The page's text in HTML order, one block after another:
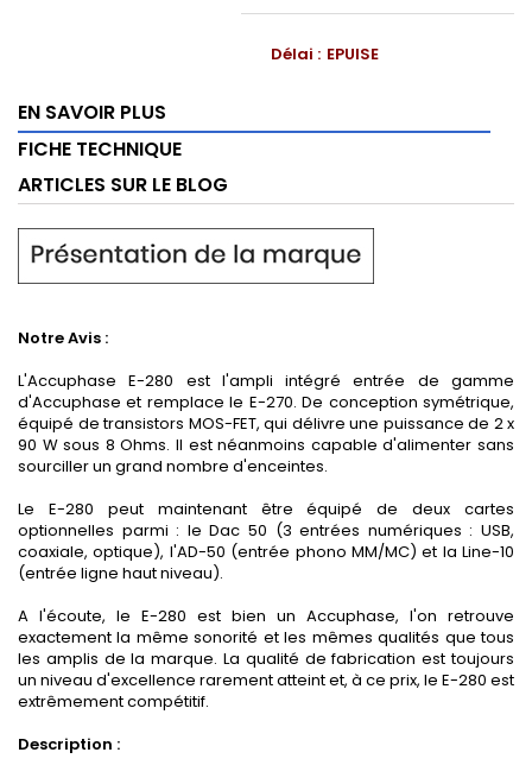
Délai : EPUISE
EN SAVOIR PLUS
FICHE TECHNIQUE
ARTICLES SUR LE BLOG
Notre Avis :
L'Accuphase E-280 est l'ampli intégré entrée de gamme
d'Accuphase et remplace le E-270. De conception symétrique,
équipé de transistors MOS-FET, qui délivre une puissance de 2 x
90 W sous 8 Ohms. Il est néanmoins capable d'alimenter sans
sourciller un grand nombre d'enceintes.
Le E-280 peut maintenant être équipé de deux cartes
optionnelles parmi : le Dac 50 (3 entrées numériques : USB,
coaxiale, optique), l'AD-50 (entrée phono MM/MC) et la Line-10
(entrée ligne haut niveau).
A l'écoute, le E-280 est bien un Accuphase, l'on retrouve
exactement la même sonorité et les mêmes qualités que tous
les amplis de la marque. La qualité de fabrication est toujours
un niveau d'excellence rarement atteint et, à ce prix, le E-280 est
extrêmement compétitif.
Description :